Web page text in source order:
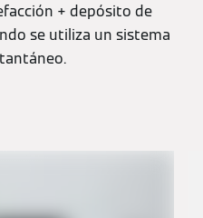
+ depósito de
se utiliza un sistema